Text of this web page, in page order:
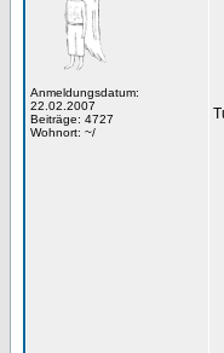
Anmeldungsdatum:
22.02.2007
Beiträge: 4727
Wohnort: ~/